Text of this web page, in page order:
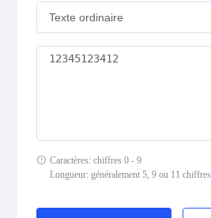
Deutsche Post Identcode
USPS PLANET
USPS POSTNET
Caractères: chiffres 0 - 9
Longueur: généralement 5, 9 ou 11 chiffres